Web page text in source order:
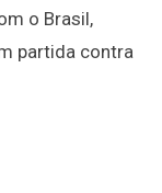
o Brasil,
partida contra